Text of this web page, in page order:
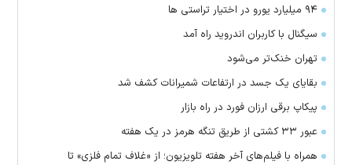
۹۴ میلیارد یورو در اختیار تراستی ها
سیگنال با کاربران اندروید راه آمد
تهران خنک‌تر می‌شود
بقایای یک جسد در ارتفاعات شمیرانات کشف شد
پیکاپ برقی ارزان فورد در راه بازار
عبور ۳۳ کشتی از طریق تنگه هرمز در یک هفته
همراه با فیلم‌های آخر هفته تلویزیون؛ از «غلاف تمام فلزی» تا